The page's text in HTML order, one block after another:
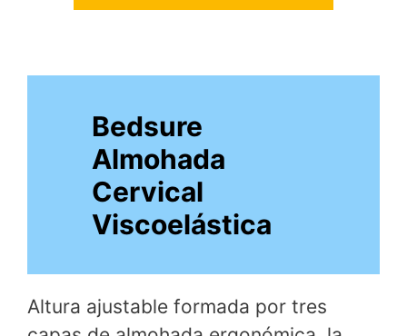
Bedsure
Almohada
Cervical
Viscoelástica
Altura ajustable formada por tres